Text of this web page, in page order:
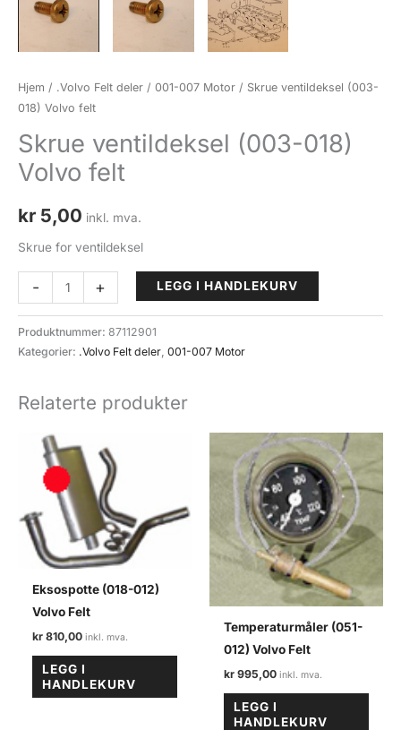
Hjem / .Volvo Felt deler / 001-007 Motor / Skrue ventildeksel (003-
018) Volvo felt
Skrue ventildeksel (003-018)
Volvo felt
kr 5,00 inkl. mva.
Skrue for ventildeksel
-
ventildeksel
(003-
018)
felt
+ LEGG I HANDLEKURV
Produktnummer: 87112901
Kategorier: .Volvo Felt deler 001-007 Motor
Relaterte produkter
Eksospotte (018-012)
Volvo Felt
kr 810,00
LEGG I
HANDLEKURV
Temperaturmåler (051-
012) Volvo Felt
kr 995,00
LEGG I
HANDLEKURV